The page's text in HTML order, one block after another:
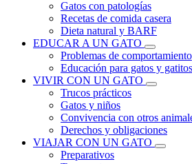
Gatos con patologías
Recetas de comida casera
Dieta natural y BARF
EDUCAR A UN GATO
Problemas de comportamiento
Educación para gatos y gatitos
VIVIR CON UN GATO
Trucos prácticos
Gatos y niños
Convivencia con otros
Derechos y obligaciones
VIAJAR CON UN GATO
Preparativos